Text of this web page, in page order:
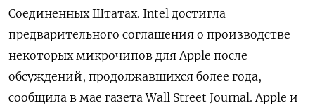
Соединенных Штатах. Intel ‌достигла
предварительного ​соглашения о производстве
некоторых ‌микрочипов для Apple после
обсуждений, продолжавшихся более ​года, ​
сообщила ‌в мае газета ​Wall Street Journal. Apple и